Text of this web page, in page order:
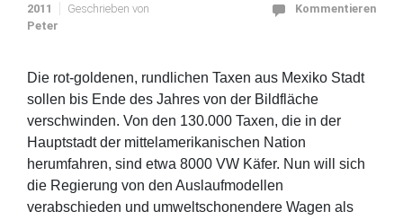
2011
Geschrieben von
Peter
Kommentieren
Die rot-goldenen, rundlichen Taxen aus Mexiko Stadt
sollen bis Ende des Jahres von der Bildfläche
verschwinden. Von den 130.000 Taxen, die in der
Hauptstadt der mittelamerikanischen Nation
herumfahren, sind etwa 8000 VW Käfer. Nun will sich
die Regierung von den Auslaufmodellen
verabschieden und umweltschonendere Wagen als